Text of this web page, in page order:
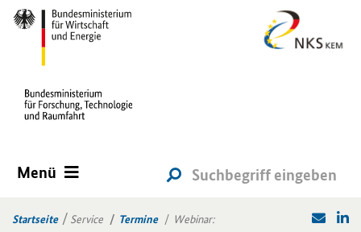
Menü
Startseite Service Termine
Webinar: